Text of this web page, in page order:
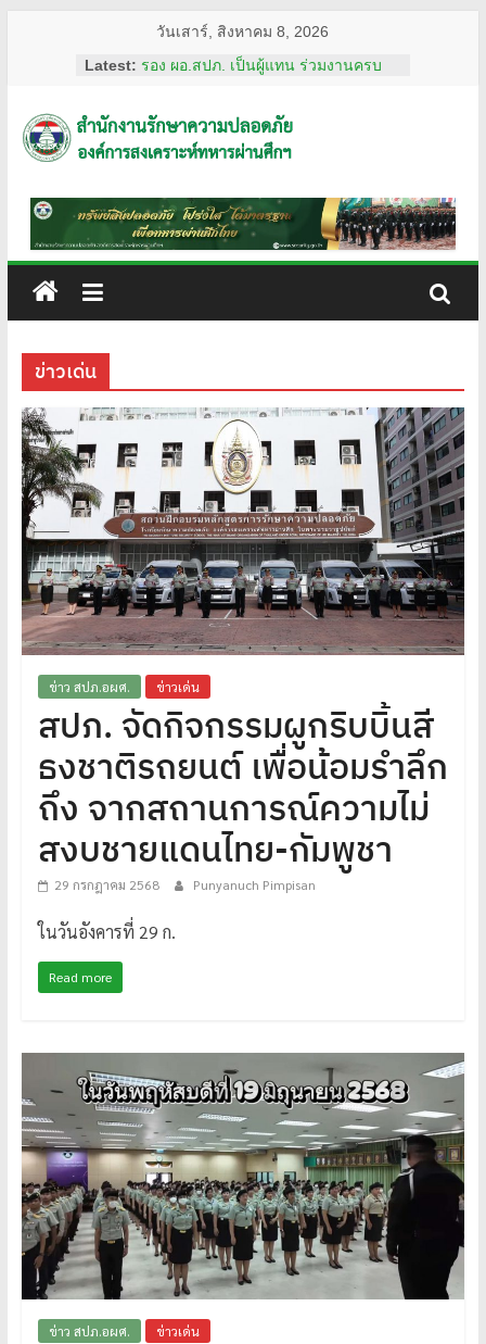
วันเสาร์, สิงหาคม 8, 2026
Latest: รอง ผอ.สปภ. เป็นผู้แทน ร่วมงานครบ
ผอ.สปภ. เดินทางตรวจเยี่ยมเจ้าหน้าที่
รปภ. ณ ศูนย์การแพทย์ปัญญานันทภิกขุ
ศรีนครินทรวิโรฒ
การทงทะเบียน แอป รปภ.สปภ.
เลขานุการ อผศ. และคุณปริศนา กล่ำ
พินิจ พร้อมด้วยสื่อมวลชน เข้าเยี่ยมชม
ปลอดภัย อผศ.
ปฏิบัติงานเจ้าหน้าที่รักษาความปลอดภัย
ณ สวนวชิรเบญจทัศ (สวนรถไฟ)
สำนักงาน
รักษา
ความ
ปลอดภัย
อผศ.
ทรัพย์สิน
ปลอดภัย
โปร่งใส
ได้
มาตรฐาน
เพื่อ
ทหารผ่านศึก
ไทย
ข่าวเด่น
ข่าว สปภ.อผศ. ข่าวเด่น
สปภ. จัดกิจกรรมผูกริบบิ้นสี
ธงชาติรถยนต์ เพื่อน้อมรำลึก
ถึง จากสถานการณ์ความไม่
สงบชายแดนไทย-กัมพูชา
29 กรกฎาคม 2568 Punyanuch Pimpisan
ในวันอังคารที่ 29 ก.
Read more
ข่าว สปภ.อผศ. ข่าวเด่น